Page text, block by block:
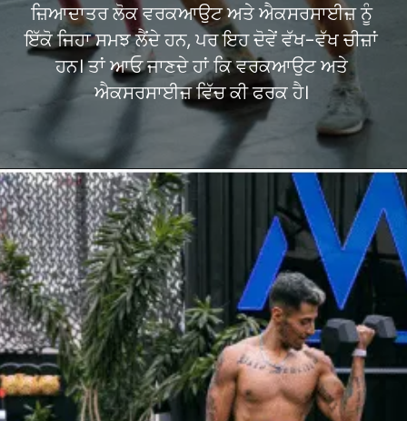
ਜ਼ਿਆਦਾਤਰ ਲੋਕ ਵਰਕਆਉਟ ਅਤੇ ਐਕਸਰਸਾਈਜ਼ ਨੂੰ
ਇੱਕੋ ਜਿਹਾ ਸਮਝ ਲੈਂਦੇ ਹਨ, ਪਰ ਇਹ ਦੋਵੇਂ ਵੱਖ-ਵੱਖ ਚੀਜ਼ਾਂ
ਹਨ। ਤਾਂ ਆਓ ਜਾਣਦੇ ਹਾਂ ਕਿ ਵਰਕਆਉਟ ਅਤੇ